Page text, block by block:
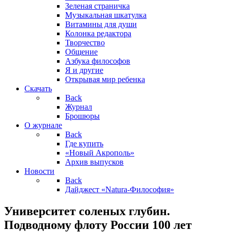
Зеленая страничка
Музыкальная шкатулка
Витамины для души
Колонка редактора
Творчество
Общение
Азбука философов
Я и другие
Открывая мир ребенка
Скачать
Back
Журнал
Брошюры
О журнале
Back
Где купить
«Новый Акрополь»
Архив выпусков
Новости
Back
Дайджест «Natura-Философия»
Университет соленых глубин.
Подводному флоту России 100 лет